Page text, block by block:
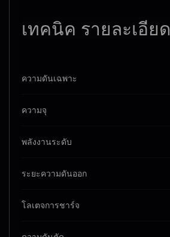
เทคนิค รายละเอียด
ความดันเฉพาะ
ความจุ
พลังงานระดับ
ระยะความดันออก
โลเตจการชาร์จ